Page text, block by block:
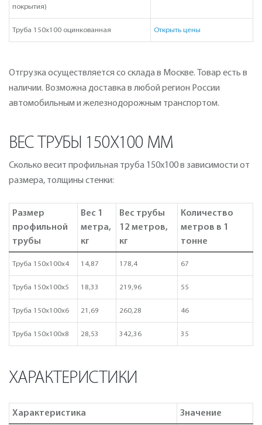
покрытия)
Труба 150х100 оцинкованная Открыть цены
Отгрузка осуществляется со склада в Москве. Товар есть в
наличии. Возможна доставка в любой регион России
автомобильным и железнодорожным транспортом.
ВЕС ТРУБЫ 150Х100 ММ
Сколько весит профильная труба 150х100 в зависимости от
размера, толщины стенки:
Размер
профильной
трубы
Вес 1
метра,
кг
Вес трубы
12 метров,
кг
Количество
метров в 1
тонне
Труба 150х100х4 14,87 178,4 67
Труба 150х100х5 18,33 219,96 55
Труба 150х100х6 21,69 260,28 46
Труба 150х100х8 28,53 342,36 35
ХАРАКТЕРИСТИКИ
Характеристика Значение